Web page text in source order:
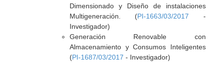
Dimensionado y Diseño de instalaciones
Multigeneración. (PI-1663/03/2017 -
Investigador)
Generación Renovable con
Almacenamiento y Consumos Inteligentes
(PI-1687/03/2017 - Investigador)